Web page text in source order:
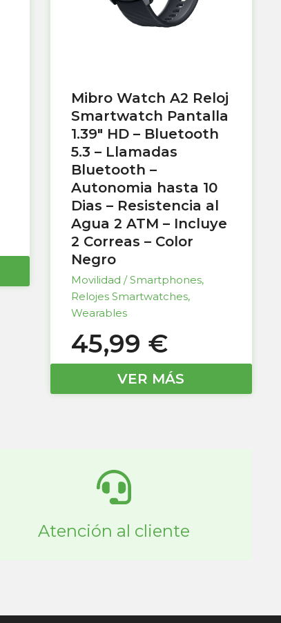
Mibro Watch A2 Reloj
Smartwatch Pantalla
1.39″ HD – Bluetooth
5.3 – Llamadas
Bluetooth –
Autonomia hasta 10
Dias – Resistencia al
Agua 2 ATM – Incluye
2 Correas – Color
Negro
Movilidad / Smartphones,
Relojes Smartwatches,
Wearables
45,99 €
VER MÁS
Atención al cliente